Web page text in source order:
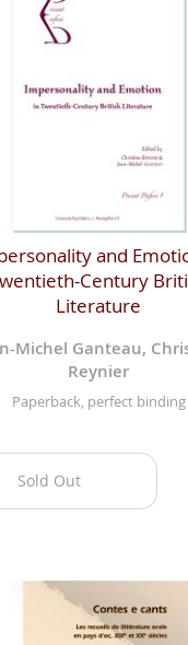
and
Century
Literature
Michel Ganteau,
Reynier
Paperback, perfect binding
Sold Out